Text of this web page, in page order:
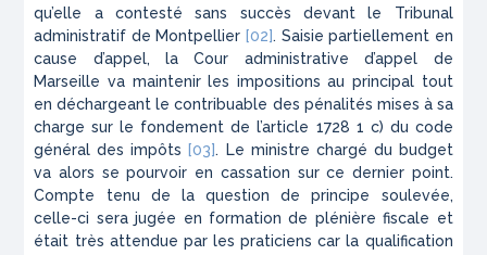
qu’elle a contesté sans succès devant le Tribunal
administratif de Montpellier [02]. Saisie partiellement en
cause d’appel, la Cour administrative d’appel de
Marseille va maintenir les impositions au principal tout
en déchargeant le contribuable des pénalités mises à sa
charge sur le fondement de l’article 1728 1 c) du code
général des impôts[03]. Le ministre chargé du budget
va alors se pourvoir en cassation sur ce dernier point.
Compte tenu de la question de principe soulevée,
celle-ci sera jugée en formation de plénière fiscale et
était très attendue par les praticiens car la qualification